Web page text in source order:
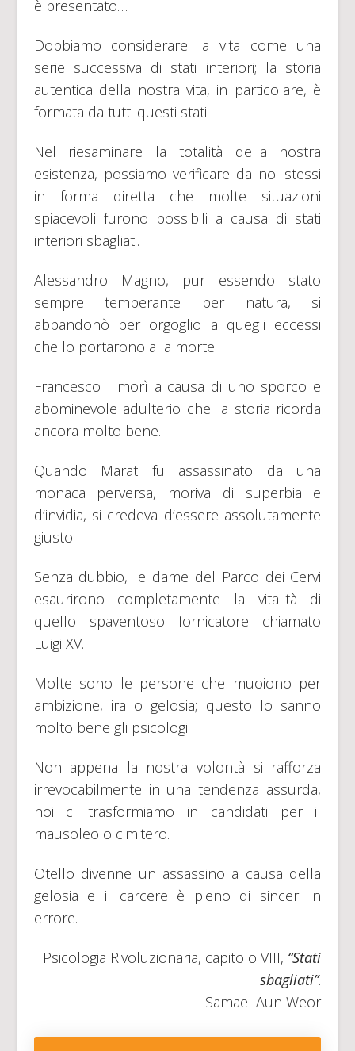
è presentato…
Dobbiamo considerare la vita come una
serie successiva di stati interiori; la storia
autentica della nostra vita, in particolare, è
formata da tutti questi stati.
Nel riesaminare la totalità della nostra
esistenza, possiamo verificare da noi stessi
in forma diretta che molte situazioni
spiacevoli furono possibili a causa di stati
interiori sbagliati.
Alessandro Magno, pur essendo stato
sempre temperante per natura, si
abbandonò per orgoglio a quegli eccessi
che lo portarono alla morte.
Francesco I morì a causa di uno sporco e
abominevole adulterio che la storia ricorda
ancora molto bene.
Quando Marat fu assassinato da una
monaca perversa, moriva di superbia e
d’invidia, si credeva d’essere assolutamente
giusto.
Senza dubbio, le dame del Parco dei Cervi
esaurirono completamente la vitalità di
quello spaventoso fornicatore chiamato
Luigi XV.
Molte sono le persone che muoiono per
ambizione, ira o gelosia; questo lo sanno
molto bene gli psicologi.
Non appena la nostra volontà si rafforza
irrevocabilmente in una tendenza assurda,
noi ci trasformiamo in candidati per il
mausoleo o cimitero.
Otello divenne un assassino a causa della
gelosia e il carcere è pieno di sinceri in
errore.
Psicologia Rivoluzionaria, capitolo VIII, “Stati
sbagliati”.
Samael Aun Weor